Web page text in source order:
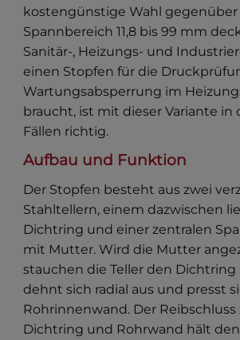
kostengünstige Wahl gegenüber
Spannbereich 11,8 bis 99 mm
Sanitär-, Heizungs- und
einen Stopfen für die
Wartungsabsperrung im
braucht, ist mit dieser Variante in
Fällen richtig.
Aufbau und Funktion
Der Stopfen besteht aus zwei
Stahltellern, einem dazwischen
Dichtring und einer zentralen
mit Mutter. Wird die Mutter
stauchen die Teller den Dichtring
dehnt sich radial aus und presst
Rohrinnenwand. Der Reibschluss
Dichtring und Rohrwand hält